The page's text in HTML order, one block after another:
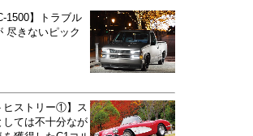
1500】トラブル
尽きないピック
ヒストリー①】ス
しては不十分なが